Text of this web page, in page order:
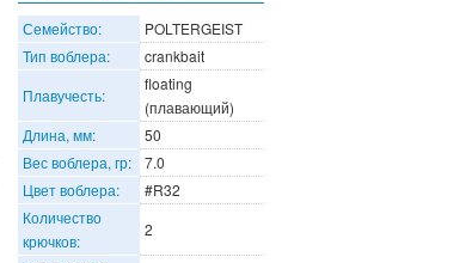
Семейство:
POLTERGEIST
Тип воблера:
crankbait
Плавучесть:
floating
(плавающий)
Длина, мм:
50
Вес воблера, гр:
7.0
Цвет воблера:
#R32
Количество
крючков:
2